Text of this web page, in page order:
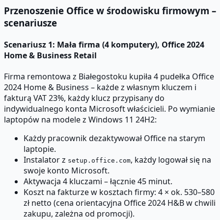
Przenoszenie Office w środowisku firmowym –
scenariusze
Scenariusz 1: Mała firma (4 komputery), Office 2024
Home & Business Retail
Firma remontowa z Białegostoku kupiła 4 pudełka Office
2024 Home & Business – każde z własnym kluczem i
fakturą VAT 23%, każdy klucz przypisany do
indywidualnego konta Microsoft właścicieli. Po wymianie
laptopów na modele z Windows 11 24H2:
Każdy pracownik dezaktywował Office na starym
laptopie.
Instalator z setup.office.com, każdy logował się na
swoje konto Microsoft.
Aktywacja 4 kluczami – łącznie 45 minut.
Koszt na fakturze w kosztach firmy: 4 × ok. 530–580
zł netto (cena orientacyjna Office 2024 H&B w chwili
zakupu, zależna od promocji).